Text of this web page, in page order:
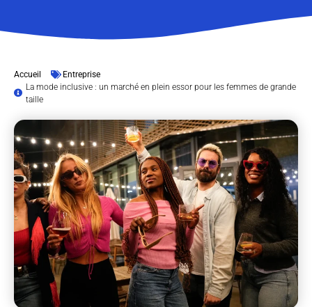
Accueil
Entreprise
La mode inclusive : un marché en plein essor pour les femmes de grande
taille